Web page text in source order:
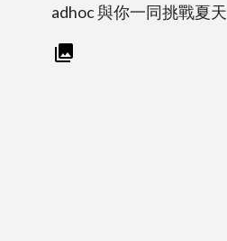
adhoc 與你一同挑戰夏天